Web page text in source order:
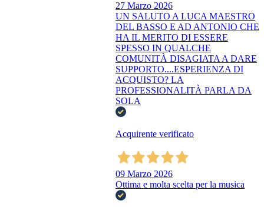
27 Marzo 2026
UN SALUTO A LUCA MAESTRO
DEL BASSO E AD ANTONIO CHE
HA IL MERITO DI ESSERE
SPESSO IN QUALCHE
COMUNITÀ DISAGIATA A DARE
SUPPORTO....ESPERIENZA DI
ACQUISTO? LA
PROFESSIONALITÀ PARLA DA
SOLA
Acquirente verificato
09 Marzo 2026
Ottima e molta scelta per la musica